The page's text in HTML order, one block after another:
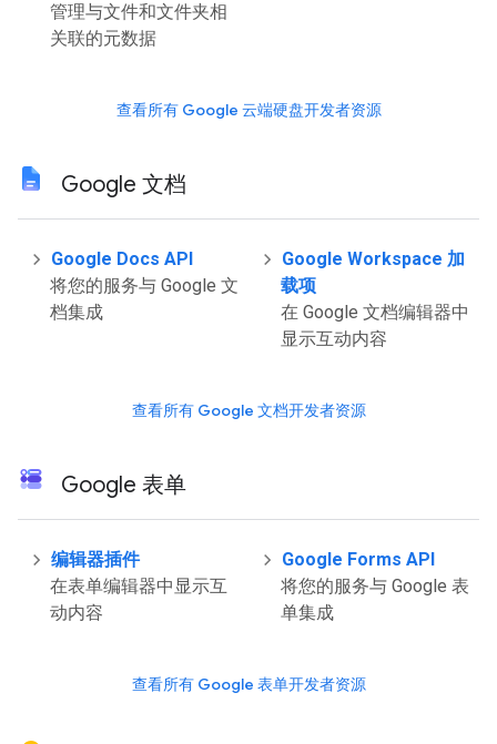
管理与文件和文件夹相
关联的元数据
查看所有 Google 云端硬盘开发者资源
Google 文档
Google Docs API
将您的服务与 Google 文
档集成
Google Workspace 加
载项
在 Google 文档编辑器中
显示互动内容
查看所有 Google 文档开发者资源
Google 表单
编辑器插件
在表单编辑器中显示互
动内容
Google Forms API
将您的服务与 Google 表
单集成
查看所有 Google 表单开发者资源